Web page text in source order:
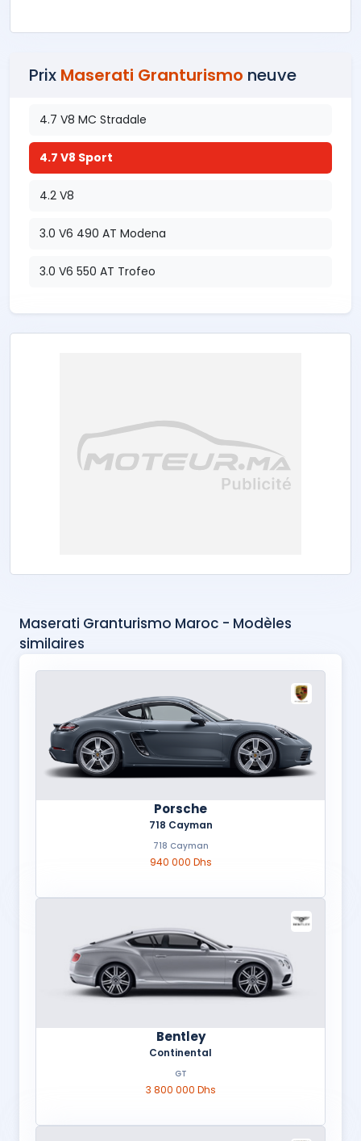
Prix Maserati Granturismo neuve
4.7 V8 MC Stradale
4.7 V8 Sport
4.2 V8
3.0 V6 490 AT Modena
3.0 V6 550 AT Trofeo
Maserati Granturismo Maroc - Modèles
similaires
Porsche
718 Cayman
718 Cayman
940 000 Dhs
Bentley
Continental
GT
3 800 000 Dhs